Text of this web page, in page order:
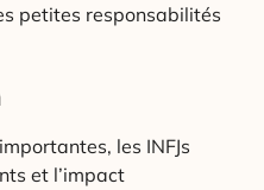
petites responsabilités
les INFJs
et l’impact